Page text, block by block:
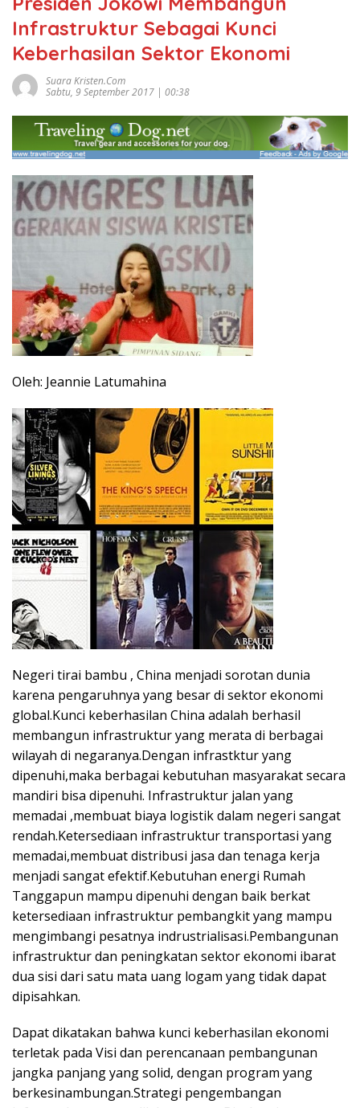
Infrastruktur Sebagai Kunci
Keberhasilan Sektor Ekonomi
Suara Kristen.com
Sabtu, 9 September 2017 | 00:38
Oleh: Jeannie Latumahina
Negeri tirai bambu , China menjadi sorotan dunia
karena pengaruhnya yang besar di sektor ekonomi
global.Kunci keberhasilan China adalah berhasil
membangun infrastruktur yang merata di berbagai
wilayah di negaranya.Dengan infrastktur yang
dipenuhi,maka berbagai kebutuhan masyarakat secara
mandiri bisa dipenuhi. Infrastruktur jalan yang
memadai ,membuat biaya logistik dalam negeri sangat
rendah.Ketersediaan infrastruktur transportasi yang
memadai,membuat distribusi jasa dan tenaga kerja
menjadi sangat efektif.Kebutuhan energi Rumah
Tanggapun mampu dipenuhi dengan baik berkat
ketersediaan infrastruktur pembangkit yang mampu
mengimbangi pesatnya indrustrialisasi.Pembangunan
infrastruktur dan peningkatan sektor ekonomi ibarat
dua sisi dari satu mata uang logam yang tidak dapat
dipisahkan.
Dapat dikatakan bahwa kunci keberhasilan ekonomi
terletak pada Visi dan perencanaan pembangunan
jangka panjang yang solid, dengan program yang
berkesinambungan.Strategi pengembangan